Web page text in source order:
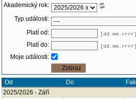
Akademický rok:
Typ události:
Platí od:
[dd.mm.rrrr]
Platí do: [dd.mm.rrrr]
Moje události: